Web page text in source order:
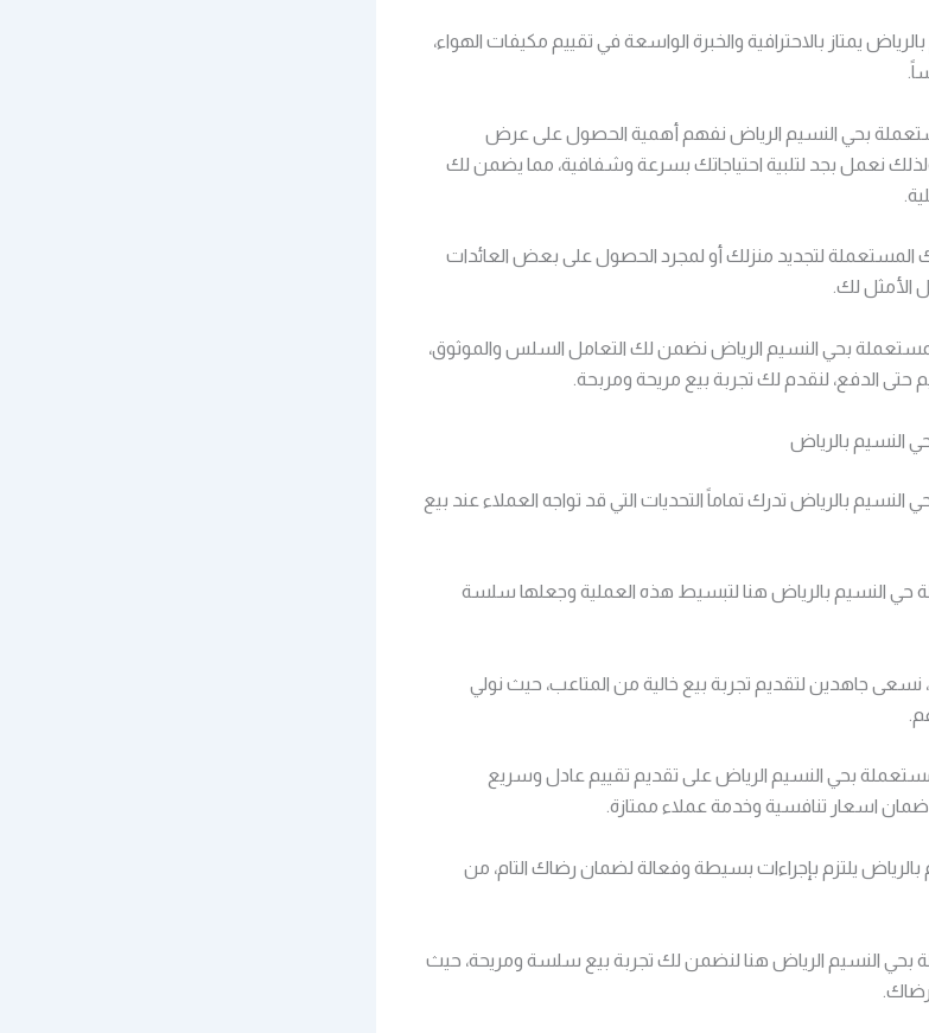
يمتاز بالاحترافية والخبرة الواسعة في تقييم مكيفات الهواء،
بحي النسيم الرياض نفهم أهمية الحصول على عرض
نعمل بجد لتلبية احتياجاتك بسرعة وشفافية، مما يضمن لك
لتجديد منزلك أو لمجرد الحصول على بعض العائدات
الأمثل لك.
بحي النسيم الرياض نضمن لك التعامل السلس والموثوق،
حتى الدفع، لنقدم لك تجربة بيع مريحة ومربحة.
النسيم بالرياض
بالرياض تدرك تماماً التحديات التي قد تواجه العملاء عند بيع
حي النسيم بالرياض هنا لتبسيط هذه العملية وجعلها سلسة
نسعى جاهدين لتقديم تجربة بيع خالية من المتاعب، حيث نولي
بحي النسيم الرياض على تقديم تقييم عادل وسريع
اسعار تنافسية وخدمة عملاء ممتازة.
يلتزم بإجراءات بسيطة وفعالة لضمان رضاك التام، من
بحي النسيم الرياض هنا لنضمن لك تجربة بيع سلسة ومريحة، حيث